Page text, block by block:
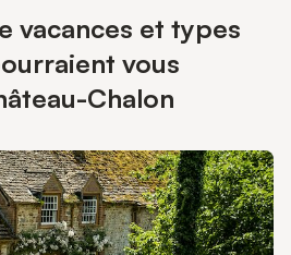
vacances et types
vous
Chalon